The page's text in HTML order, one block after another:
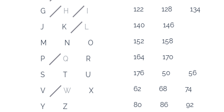
G
H
J
K
L
M
N
O
P
Q
R
S
T
U
V
W
X
Y
Z
122
128
134
140
146
152
158
164
170
176
50
56
62
68
74
80
86
92